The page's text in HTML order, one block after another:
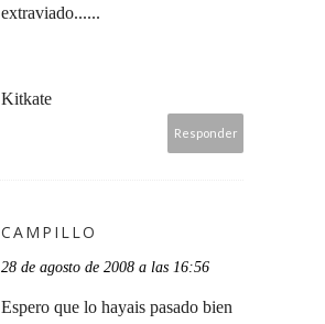
extraviado......
Kitkate
Responder
CAMPILLO
28 de agosto de 2008 a las 16:56
Espero que lo hayais pasado bien